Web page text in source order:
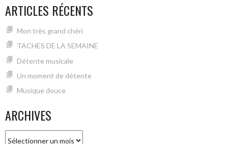
ARTICLES RÉCENTS
Mon très grand chéri
TACHES DE LA SEMAINE
Détente musicale
Un moment de détente
Musique douce
ARCHIVES